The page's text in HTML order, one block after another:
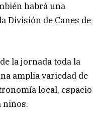
habrá una
División de Canes de
la jornada toda la
amplia variedad de
local, espacio
niños.